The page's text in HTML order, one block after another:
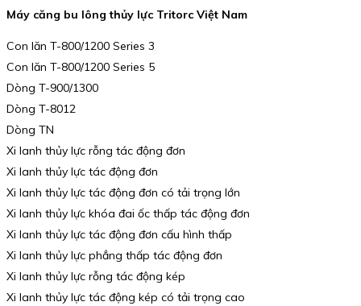
Máy căng bu lông thủy lực Tritorc Việt Nam
Con lăn T-800/1200 Series 3
Con lăn T-800/1200 Series 5
Dòng T-900/1300
Dòng T-8012
Dòng TN
Xi lanh thủy lực rỗng tác động đơn
Xi lanh thủy lực tác động đơn
Xi lanh thủy lực tác động đơn có tải trọng lớn
Xi lanh thủy lực khóa đai ốc thấp tác động đơn
Xi lanh thủy lực tác động đơn cấu hình thấp
Xi lanh thủy lực phẳng thấp tác động đơn
Xi lanh thủy lực rỗng tác động kép
Xi lanh thủy lực tác động kép có tải trọng cao